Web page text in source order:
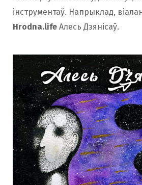
інструментаў. Напрыклад,
Hrodna.life Алесь Дзянісаў.